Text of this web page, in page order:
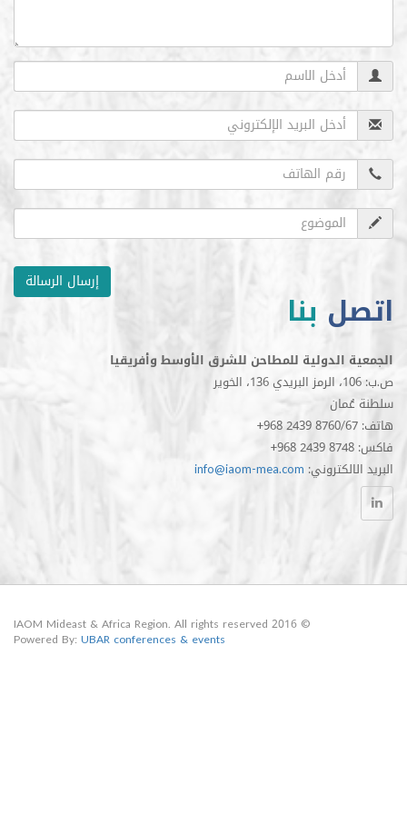
إرسال الرسالة
بنا
الدولية للمطاحن للشرق الأوسط وأفريقيا
info@iaom-mea.com
Powered By:UBAR conferences & events